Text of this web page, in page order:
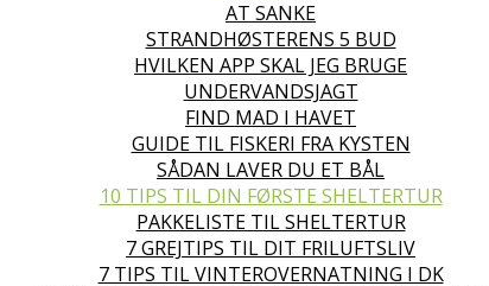
AT SANKE
STRANDHØSTERENS 5 BUD
HVILKEN APP SKAL JEG BRUGE
UNDERVANDSJAGT
FIND MAD I HAVET
GUIDE TIL FISKERI FRA KYSTEN
SÅDAN LAVER DU ET BÅL
10 TIPS TIL DIN FØRSTE SHELTERTUR
PAKKELISTE TIL SHELTERTUR
7 GREJTIPS TIL DIT FRILUFTSLIV
7 TIPS TIL VINTEROVERNATNING I DK